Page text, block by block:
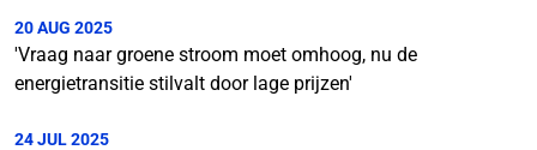
20 AUG 2025
'Vraag naar groene stroom moet omhoog, nu de
energietransitie stilvalt door lage prijzen'
24 JUL 2025